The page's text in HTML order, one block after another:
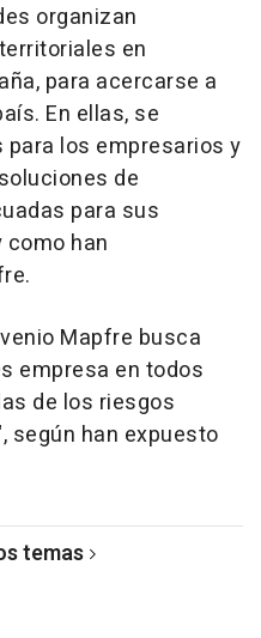
organizan
en
para acercarse a
En ellas, se
los empresarios y
de
para sus
han
Mapfre busca
empresa en todos
de los riesgos
según han expuesto
temas